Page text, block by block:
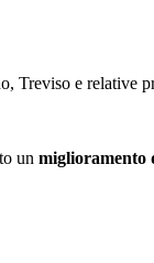
Treviso e relative
un miglioramento